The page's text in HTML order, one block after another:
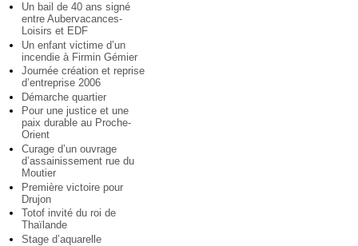
Un bail de 40 ans signé
entre Aubervacances-
Loisirs et EDF
Un enfant victime d’un
incendie à Firmin Gémier
Journée création et reprise
d’entreprise 2006
Démarche quartier
Pour une justice et une
paix durable au Proche-
Orient
Curage d’un ouvrage
d’assainissement rue du
Moutier
Première victoire pour
Drujon
Totof invité du roi de
Thaïlande
Stage d’aquarelle